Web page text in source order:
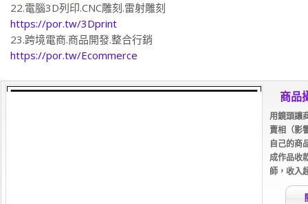
22.電腦3D列印.CNC雕刻.雷射雕刻
https://por.tw/3Dprint
23.跨境電商.商品開發.整合行銷
https://por.tw/Ecommerce